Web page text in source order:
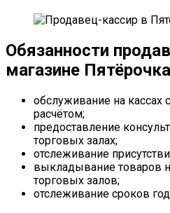
Обязанности
магазине
обслуживание на
расчётом;
предоставление
торговых залах;
отслеживание
выкладывание товаров
торговых залов;
отслеживание сроков